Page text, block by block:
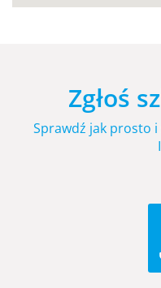
Zgłoś
Sprawdź jak prosto i